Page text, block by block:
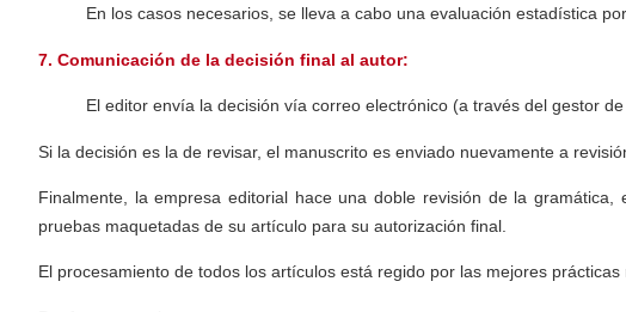
En los casos necesarios, se lleva a cabo una evaluación estadística
7. Comunicación de la decisión final al autor:
El editor envía la decisión vía correo electrónico (a través del gestor
Si la decisión es la de revisar, el manuscrito es enviado nuevamente a
Finalmente, la empresa editorial hace una doble revisión de la
pruebas maquetadas de su artículo para su autorización final.
El procesamiento de todos los artículos está regido por las mejores